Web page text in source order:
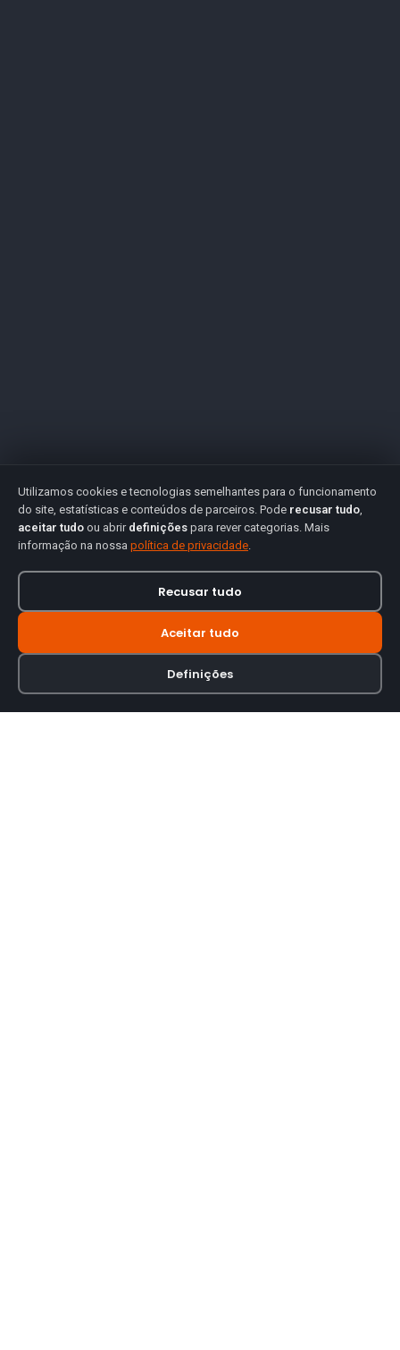
Utilizamos cookies e tecnologias semelhantes para o funcionamento
do site, estatísticas e conteúdos de parceiros. Pode recusar tudo,
aceitar tudo ou abrir definições para rever categorias. Mais
informação na nossa política de privacidade.
Recusar tudo
Aceitar tudo
Definições